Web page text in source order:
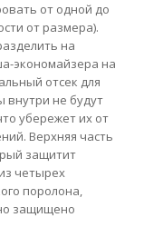
от одной до
от размера).
на
экономайзера на
отсек для
внутри не будут
убережет их от
Верхняя часть
защитит
четырех
поролона,
защищено